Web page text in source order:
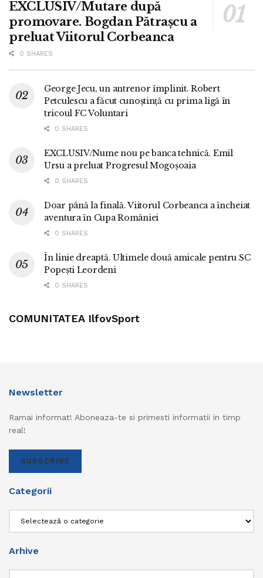
EXCLUSIV/Mutare după
promovare. Bogdan Pătrașcu a
preluat Viitorul Corbeanca
0 SHARES
George Jecu, un antrenor împlinit. Robert
Petculescu a făcut cunoștință cu prima ligă în
tricoul FC Voluntari
0 SHARES
EXCLUSIV/Nume nou pe banca tehnică. Emil
Ursu a preluat Progresul Mogoșoaia
0 SHARES
Doar până la finală. Viitorul Corbeanca a încheiat
aventura în Cupa României
0 SHARES
În linie dreaptă. Ultimele două amicale pentru SC
Popești Leordeni
0 SHARES
COMUNITATEA IlfovSport
Newsletter
Ramai informat! Aboneaza-te si primesti informatii in timp
real!
SUBSCRIBE
Categorii
Arhive